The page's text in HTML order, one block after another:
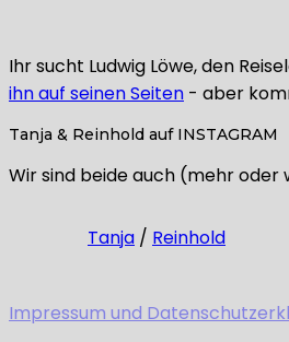
Ihr sucht Ludwig Löwe, den
ihn auf seinen Seiten - aber
Tanja & Reinhold auf INSTAGRAM
Wir sind beide auch (mehr oder
Tanja / Reinhold
Impressum und